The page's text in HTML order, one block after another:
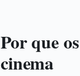
Por que
cinema